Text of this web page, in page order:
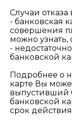
Случаи
- банковская
совершения
можно
-
банковской
Подробнее о
карте Вы
выпустивший
банковской
срок